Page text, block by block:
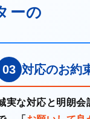
ーの
03 対応のお約
実な対応と明朗会